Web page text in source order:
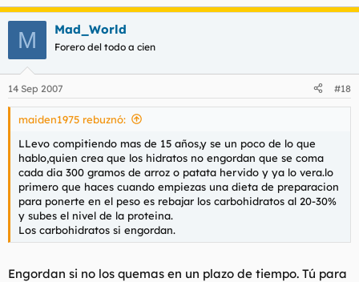
M Mad_World
Forero del todo a cien
14 Sep 2007 #18
maiden1975 rebuznó:
LLevo compitiendo mas de 15 años,y se un poco de lo que
hablo,quien crea que los hidratos no engordan que se coma
cada dia 300 gramos de arroz o patata hervido y ya lo vera.lo
primero que haces cuando empiezas una dieta de preparacion
para ponerte en el peso es rebajar los carbohidratos al 20-30%
y subes el nivel de la proteina.
Los carbohidratos si engordan.
Engordan si no los quemas en un plazo de tiempo. Tú para